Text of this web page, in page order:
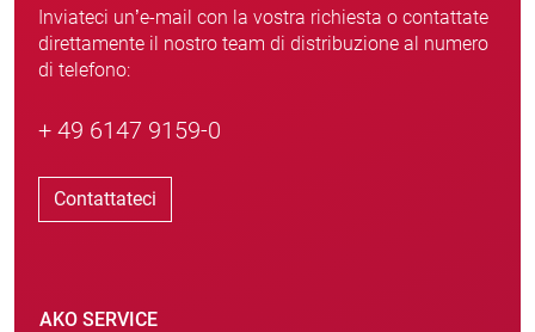
Inviateci un’e-mail con la vostra richiesta o contattate
direttamente il nostro team di distribuzione al numero
di telefono:
+ 49 6147 9159-0
Contattateci
AKO SERVICE